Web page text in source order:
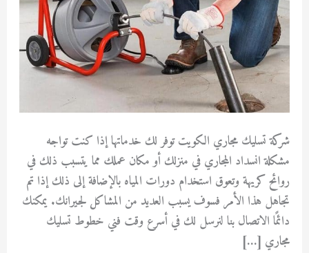
شركة تسليك مجاري الكويت توفر لك خدماتها إذا كنت تواجه
مشكلة انسداد المجاري في منزلك أو مكان عملك مما يتسبب ذلك في
روائح كريهة وتعوق استخدام دورات المياه بالإضافة إلى ذلك إذا تم
تجاهل هذا الأمر فسوف يسبب العديد من المشاكل لجيرانك. يمكنك
دائمًا الاتصال بنا لنرسل لك في أسرع وقت فني خطوط تسليك
مجاري […]